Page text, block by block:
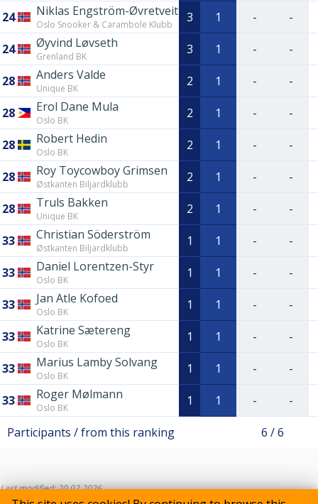
24 Niklas Engström-Øvretveit
Oslo Snooker & Carambole Klubb 3 1 - -
24 Øyvind Løvseth
Grenland BK 3 1 - -
28 Anders Valde
Unique BK 2 1 - -
28 Erol Dane Mula
Oslo BK 2 1 - -
28 Robert Hedin
Oslo BK 2 1 - -
28 Roy Toycowboy Grimsen
Østkanten Biljardklubb 2 1 - -
28 Truls Bakken
Unique BK 2 1 - -
33 Christian Söderström
Østkanten Biljardklubb 1 1 - -
33 Daniel Lorentzen-Styr
Oslo BK 1 1 - -
33 Jan Atle Kofoed
Oslo BK 1 1 - -
33 Katrine Sætereng
Oslo BK 1 1 - -
33 Marius Lamby Solvang
Oslo BK 1 1 - -
33 Roger Mølmann
Oslo BK 1 1 - -
Participants / from this ranking 6 / 6
Last modified: 20.02.2026